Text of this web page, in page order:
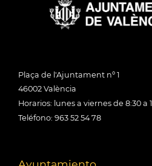
Plaça de l'Ajuntament nº 1
46002 València
Horarios: lunes a viernes de 8:30 a
Teléfono: 963 52 54 78